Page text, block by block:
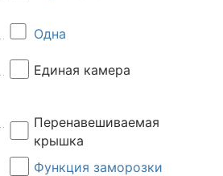
Одна
Единая камера
Перенавешиваемая
крышка
Функция заморозки